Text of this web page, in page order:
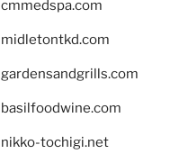
cmmedspa.com
midletontkd.com
gardensandgrills.com
basilfoodwine.com
nikko-tochigi.net